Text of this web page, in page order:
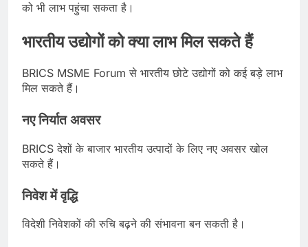
को भी लाभ पहुंचा सकता है।
भारतीय उद्योगों को क्या लाभ मिल सकते हैं
BRICS MSME Forum से भारतीय छोटे उद्योगों को कई बड़े लाभ
मिल सकते हैं।
नए निर्यात अवसर
BRICS देशों के बाजार भारतीय उत्पादों के लिए नए अवसर खोल
सकते हैं।
निवेश में वृद्धि
विदेशी निवेशकों की रुचि बढ़ने की संभावना बन सकती है।